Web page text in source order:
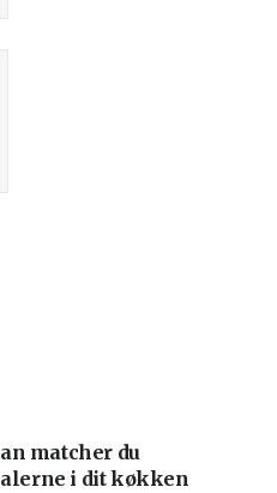
matcher du
i dit køkken